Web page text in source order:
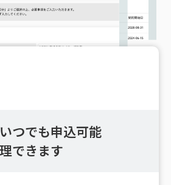
つでも申込可能
できます